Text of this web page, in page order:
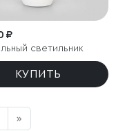
₽
светильник
КУПИТЬ
»